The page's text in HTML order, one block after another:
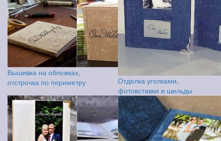
Вышивка на обложках,
отстрочка по периметру
Отделка уголками,
фотовставки и шильды